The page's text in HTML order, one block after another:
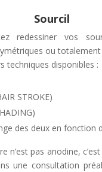
Sourcil
redessiner vos
ou
techniques disponibles :
STROKE)
des deux en fonction
n’est pas anodine,
une consultation